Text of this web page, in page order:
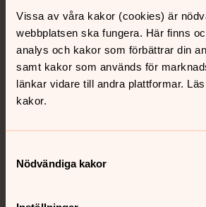
Vissa av våra kakor (cookies) är
webbplatsen ska fungera. Här finns
analys och kakor som förbättrar din
samt kakor som används för
länkar vidare till andra plattformar.
kakor.
Nödvändiga kakor
Kontakt
Hitta snabbt